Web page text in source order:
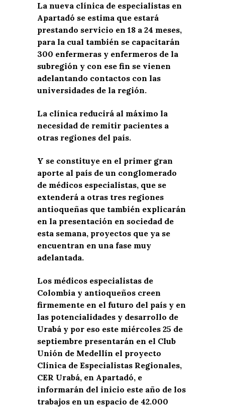
La nueva clínica de especialistas en
Apartadó se estima que estará
prestando servicio en 18 a 24 meses,
para la cual también se capacitarán
300 enfermeras y enfermeros de la
subregión y con ese fin se vienen
adelantando contactos con las
universidades de la región.
La clínica reducirá al máximo la
necesidad de remitir pacientes a
otras regiones del país.
Y se constituye en el primer gran
aporte al país de un conglomerado
de médicos especialistas, que se
extenderá a otras tres regiones
antioqueñas que también explicarán
en la presentación en sociedad de
esta semana, proyectos que ya se
encuentran en una fase muy
adelantada.
Los médicos especialistas de
Colombia y antioqueños creen
firmemente en el futuro del país y en
las potencialidades y desarrollo de
Urabá y por eso este miércoles 25 de
septiembre presentarán en el Club
Unión de Medellín el proyecto
Clínica de Especialistas Regionales,
CER Urabá, en Apartadó, e
informarán del inicio este año de los
trabajos en un espacio de 42.000